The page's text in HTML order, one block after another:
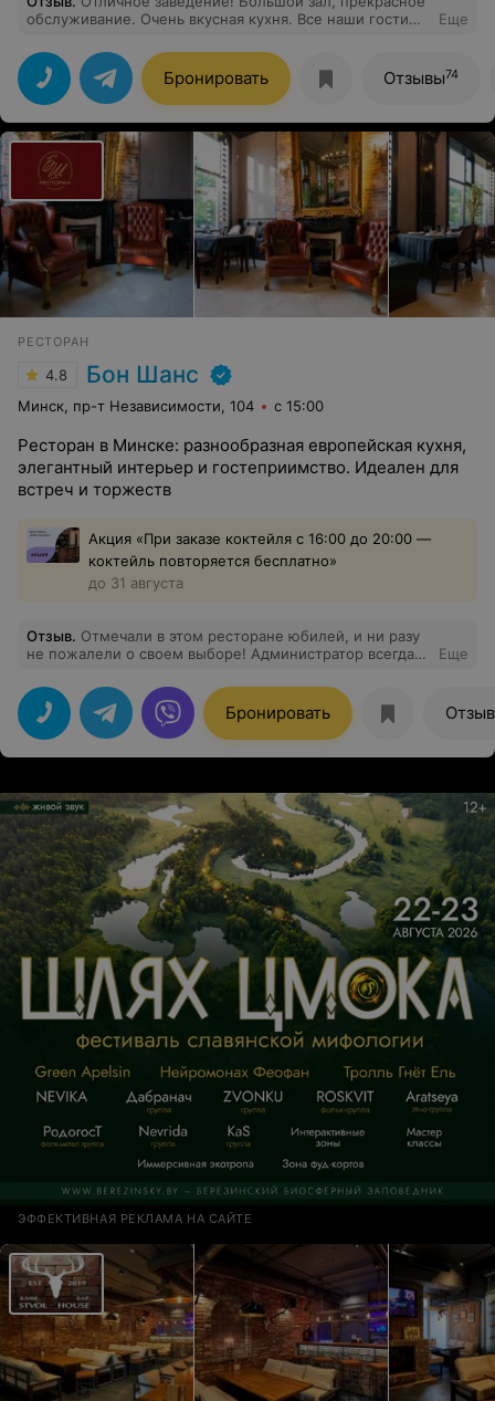
обслуживание. Очень вкусная кухня. Все наши гости
организацию нашего мероприятия. Вы наш зал №1.
Будем рекомендовать.
Еще
Бронировать Отзывы74
РЕСТОРАН
4.8 Бон Шанс
Минск, пр-т Независимости, 104 с 15:00
Ресторан в Минске: разнообразная европейская кухня,
элегантный интерьер и гостеприимство. Идеален для
встреч и торжеств
Акция «При заказе коктейля с 16:00 до 20:00 —
коктейль повторяется бесплатно»
до 31 августа
Отзыв. Отмечали в этом ресторане юбилей, и ни разу
не пожалели о своем выборе! Администратор всегда
подсказал по количеству блюд, так что никто не
остался голодным. Горячее подали вовремя, все мясо
и закуски были свежими и очень вкусными. Персонал
окружил нас заботой, создав ощущение, будто мы
пришли в гости к близким друзьям. Мероприятие
команде официантов за чудесный вечер! Спасибо за
высокий уровень сервиса
Еще
Бронировать
ЭФФЕКТИВНАЯ РЕКЛАМА НА САЙТЕ